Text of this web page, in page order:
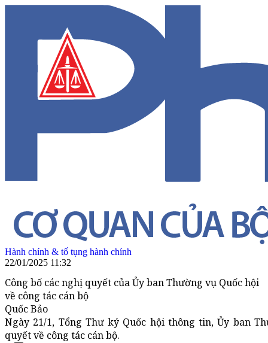
Hành chính & tố tụng hành chính
22/01/2025 11:32
Công bố các nghị quyết của Ủy ban Thường vụ Quốc hội
về công tác cán bộ
Quốc Bảo
Ngày 21/1, Tổng Thư ký Quốc hội thông tin, Ủy ban
quyết về công tác cán bộ.